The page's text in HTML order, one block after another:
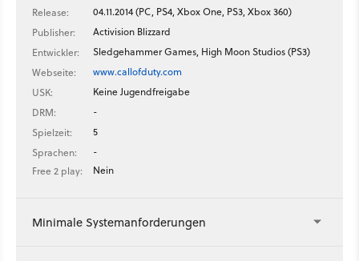
Release:
04.11.2014 (PC, PS4, Xbox One, PS3, Xbox 360)
Publisher:
Activision Blizzard
Entwickler:
Sledgehammer Games, High Moon Studios (PS3)
Webseite:
www.callofduty.com
USK:
Keine Jugendfreigabe
DRM:
-
Spielzeit:
5
Sprachen:
-
Free 2 play:
Nein
Minimale Systemanforderungen